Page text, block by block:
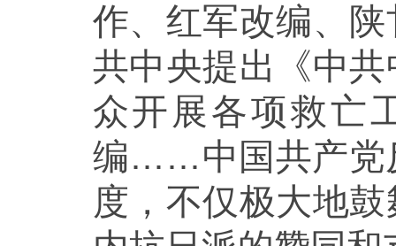
作、红军改编、
共中央提出《中
众开展各项救亡
编……中国共产党
度，不仅极大地